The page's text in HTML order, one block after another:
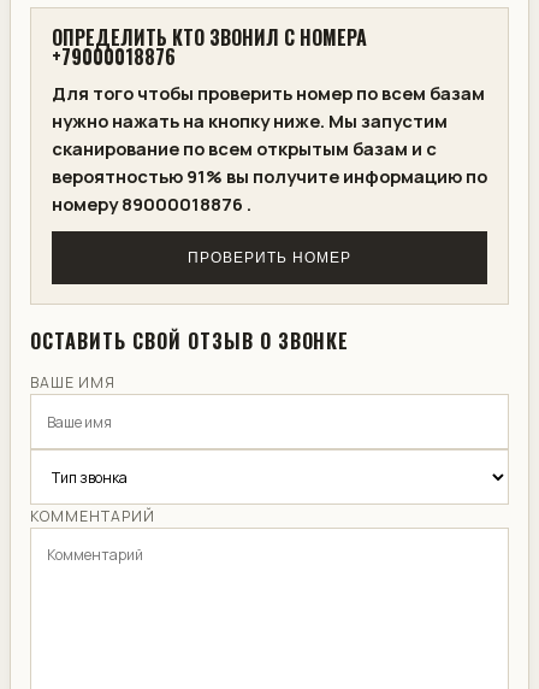
ОПРЕДЕЛИТЬ КТО ЗВОНИЛ С НОМЕРА
+79000018876
Для того чтобы проверить номер по всем базам
нужно нажать на кнопку ниже. Мы запустим
сканирование по всем открытым базам и с
вероятностью 91% вы получите информацию по
номеру 89000018876 .
ПРОВЕРИТЬ НОМЕР
ОСТАВИТЬ СВОЙ ОТЗЫВ О ЗВОНКЕ
ВАШЕ ИМЯ
КОММЕНТАРИЙ